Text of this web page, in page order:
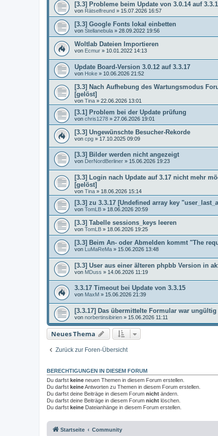
[3.3] Probleme beim Update von 3.0.14 auf
von Rätselfreund » 15.07.2026 16:57
[3.3] Google Fonts lokal einbetten
von Stellanebula » 28.09.2022 19:56
Woltlab Dateien Importieren
von Ecmur » 10.01.2022 14:13
Update Board-Version 3.0.12 auf 3.3.17
von Hoke » 10.06.2026 21:52
[3.3] Nach Aufhebung des Wartungsmodus
[gelöst]
von Tina » 22.06.2026 13:01
[3.1] Problem bei der Update prüfung
von chris1278 » 27.06.2026 19:01
[3.3] Ungewünschte Besucher-Rekorde
von cpg » 17.10.2025 09:09
[3.3] Bilder werden nicht angezeigt
von DerNordBerliner » 15.06.2026 19:23
[3.3] Login nach Update auf 3.17 nicht mehr
[gelöst]
von Tina » 18.06.2026 15:14
[3.3] zu 3.3.17 [Undefined array key
von TomLB » 18.06.2026 20:59
[3.3] Tabelle sessions_keys leeren
von TomLB » 18.06.2026 19:25
[3.3] Beim An- oder Abmelden kommt "The
von LuMaReMa » 15.06.2026 13:48
[3.3] User aus einer älteren phpbb Version in
von MDuss » 14.06.2026 11:19
3.3.17 Timeout bei Update von 3.3.15
von MaxM » 15.06.2026 21:39
[3.3.17] Das übermittelte Formular war ungültig
von norbertinsibirien » 15.06.2026 11:11
Neues Thema
Zurück zur Foren-Übersicht
BERECHTIGUNGEN IN DIESEM FORUM
Du darfst keine neuen Themen in diesem Forum erstellen.
Du darfst keineAntworten zu Themen in diesem Forum erstellen.
Du darfst deine Beiträge in diesem Forum nicht ändern.
Du darfst deine Beiträge in diesem Forum nicht löschen.
Du darfst keine Dateianhänge in diesem Forum erstellen.
Startseite Community